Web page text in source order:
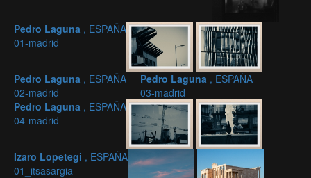
Pedro Laguna , ESPAÑA
01-madrid
Pedro Laguna , ESPAÑA
02-madrid
Pedro Laguna , ESPAÑA
03-madrid
Pedro Laguna , ESPAÑA
04-madrid
Izaro Lopetegi , ESPAÑA
01_itsasargia